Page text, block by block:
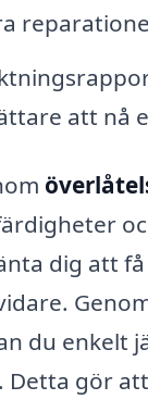
att nå
dig att
du
gör